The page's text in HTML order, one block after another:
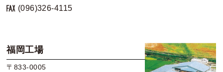
(096)326-4115
福岡工場
〒833-0005